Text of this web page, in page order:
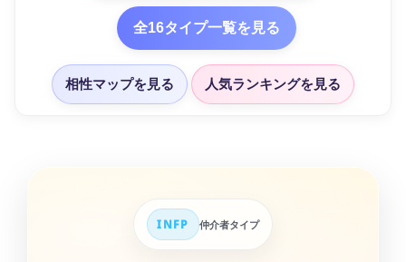
全16タイプ一覧を見る
相性マップを見る 人気ランキングを見る
INFP 仲介者タイプ